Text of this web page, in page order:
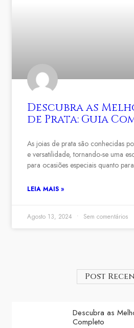
Descubra as
de Prata: Guia
As joias de prata são conhecidas
e versatilidade, tornando-se uma
para ocasiões especiais quanto
LEIA MAIS »
Agosto 13, 2024 Sem comentários
Post
Descubra as
Completo